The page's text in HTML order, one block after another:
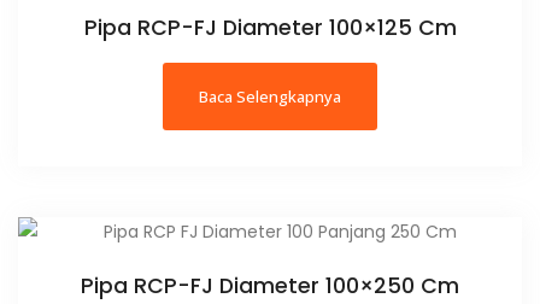
Pipa RCP-FJ Diameter 100×125 Cm
Baca Selengkapnya
Pipa RCP-FJ Diameter 100×250 Cm